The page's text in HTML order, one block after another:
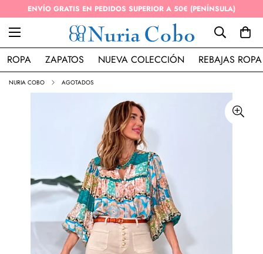
ENVÍO GRATIS EN PEDIDOS SUPERIOR A 50€ (PENÍNSULA)
ROPA ZAPATOS NUEVA COLECCIÓN REBAJAS ROPA
NURIA COBO AGOTADOS